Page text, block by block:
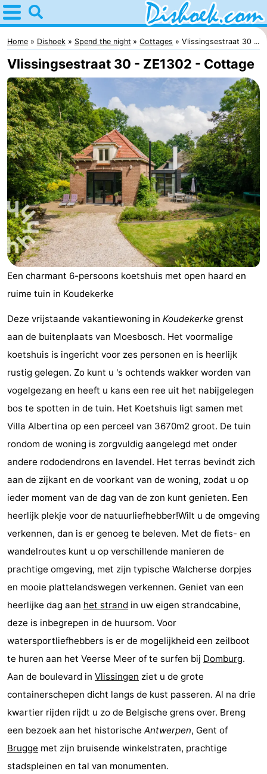
Home
Dishoek
Tips
For
kids
Spend
the
night
Apartments
-
Duinhof
Klein
Dishoek
-
Martina
-
Noordzee
Résidence
Bed
(and
Campsites
-
Duinhof
Klein
Dishoek
Duinzicht
-
Galgewei
-
Meerpaal
-
Noordzee
Resort
Vlissingen
-
Noordzee
Résidence
Dishoek
-
Strandcamping
Valkenisse
Strandpark
Zeeland
-
Vebenabos
-
Westduin
Hotels
Lastminutes
Beach
See
&
do
-
Museums
-
Monuments
-
Home Dishoek Spend the night Cottages Vlissingsestraat 30 ...
Vlissingsestraat 30 - ZE1302 - Cottage
Een charmant 6-persoons koetshuis met open haard en
ruime tuin in Koudekerke
Deze vrijstaande vakantiewoning in Koudekerke grenst
aan de buitenplaats van Moesbosch. Het voormalige
koetshuis is ingericht voor zes personen en is heerlijk
rustig gelegen. Zo kunt u 's ochtends wakker worden van
vogelgezang en heeft u kans een ree uit het nabijgelegen
bos te spotten in de tuin. Het Koetshuis ligt samen met
Villa Albertina op een perceel van 3670m2 groot. De tuin
rondom de woning is zorgvuldig aangelegd met onder
andere rododendrons en lavendel. Het terras bevindt zich
aan de zijkant en de voorkant van de woning, zodat u op
ieder moment van de dag van de zon kunt genieten. Een
heerlijk plekje voor de natuurliefhebber!Wilt u de omgeving
verkennen, dan is er genoeg te beleven. Met de fiets- en
wandelroutes kunt u op verschillende manieren de
prachtige omgeving, met zijn typische Walcherse dorpjes
en mooie plattelandswegen verkennen. Geniet van een
heerlijke dag aan het strand in uw eigen strandcabine,
deze is inbegrepen in de huursom. Voor
watersportliefhebbers is er de mogelijkheid een zeilboot
te huren aan het Veerse Meer of te surfen bij Domburg.
Aan de boulevard in Vlissingen ziet u de grote
containerschepen dicht langs de kust passeren. Al na drie
kwartier rijden rijdt u zo de Belgische grens over. Breng
een bezoek aan het historische Antwerpen, Gent of
Brugge met zijn bruisende winkelstraten, prachtige
stadspleinen en tal van monumenten.